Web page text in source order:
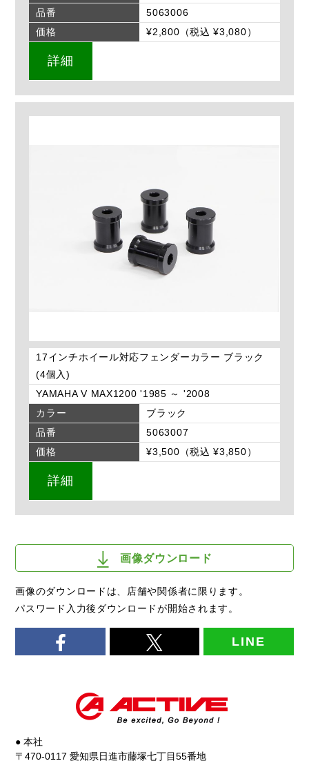
品番
5063006
価格
¥2,800（税込 ¥3,080）
詳細
17インチホイール対応フェンダーカラー ブラック
(4個入)
YAMAHA V MAX1200 '1985 ～ '2008
カラー
ブラック
品番
5063007
価格
¥3,500（税込 ¥3,850）
詳細
画像ダウンロード
画像のダウンロードは、店舗や関係者に限ります。
パスワード入力後ダウンロードが開始されます。
LINE
● 本社
〒470-0117 愛知県日進市藤塚七丁目55番地